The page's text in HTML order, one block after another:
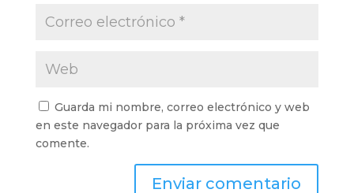
Guarda mi nombre, correo electrónico y web
en este navegador para la próxima vez que
comente.